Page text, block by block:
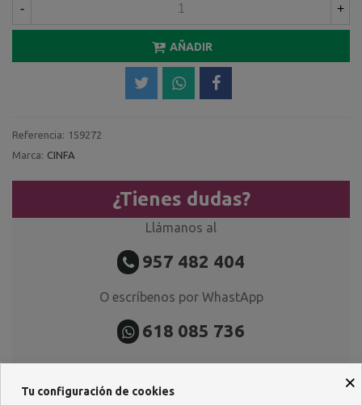
- +
AÑADIR
Referencia: 159272
Marca: CINFA
¿Tienes dudas?
Llámanos al
957 482 404
O escríbenos por WhastApp
618 085 736
×
Tu configuración de cookies